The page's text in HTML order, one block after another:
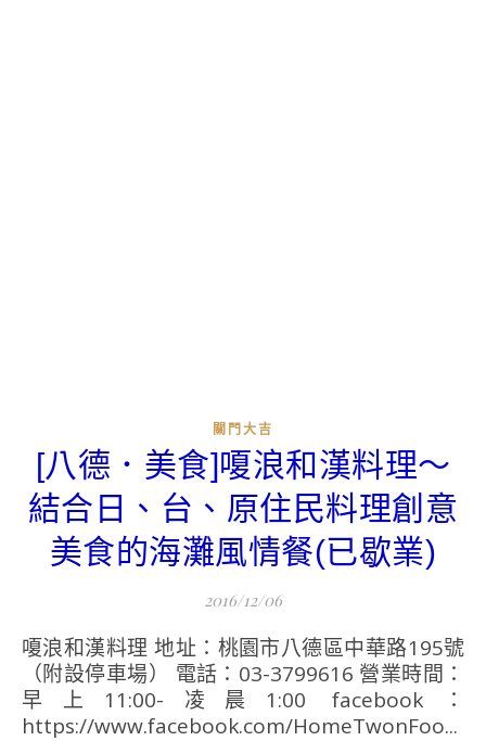
關門大吉
[八德．美食]嗄浪和漢料理～
結合日、台、原住民料理創意
美食的海灘風情餐(已歇業)
2016/12/06
嗄浪和漢料理 地址：桃園市八德區中華路195號
（附設停車場） 電話：03-3799616 營業時間：
早上11:00-凌晨1:00 facebook：
https://www.facebook.com/HomeTwonFoo...